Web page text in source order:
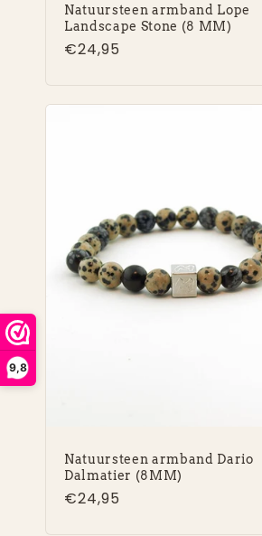
9,8
Natuursteen armband Lope
Landscape Stone (8 MM)
Normale
€24,95
Natuursteen armband Dario
Dalmatier (8MM)
Normale
€24,95